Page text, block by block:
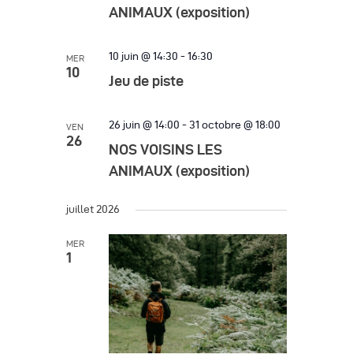
e
e
t
n
a
v
i
g
a
d
e
s
é
v
è
n
e
o
n
e
z
e
a
t
ANIMAUX (exposition)
MER
10
10 juin @ 14:30 - 16:30
Jeu de piste
VEN
26
26 juin @ 14:00 - 31 octobre @ 18:00
NOS VOISINS LES
ANIMAUX (exposition)
juillet 2026
MER
1